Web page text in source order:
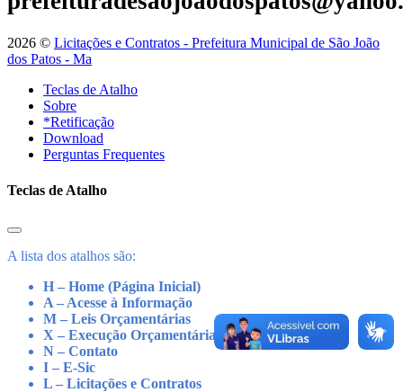
2026 © Licitações e Contratos - Prefeitura Municipal de São João
dos Patos - Ma
Teclas de Atalho
Sobre
*Retificação
Download
Perguntas Frequentes
Teclas de Atalho
A lista dos atalhos são:
H – Home (Página Inicial)
A – Acesse à Informação
M – Leis Orçamentárias
X – Execução Orçamentária
N – Contato
I – E-Sic
L – Licitações e Contratos